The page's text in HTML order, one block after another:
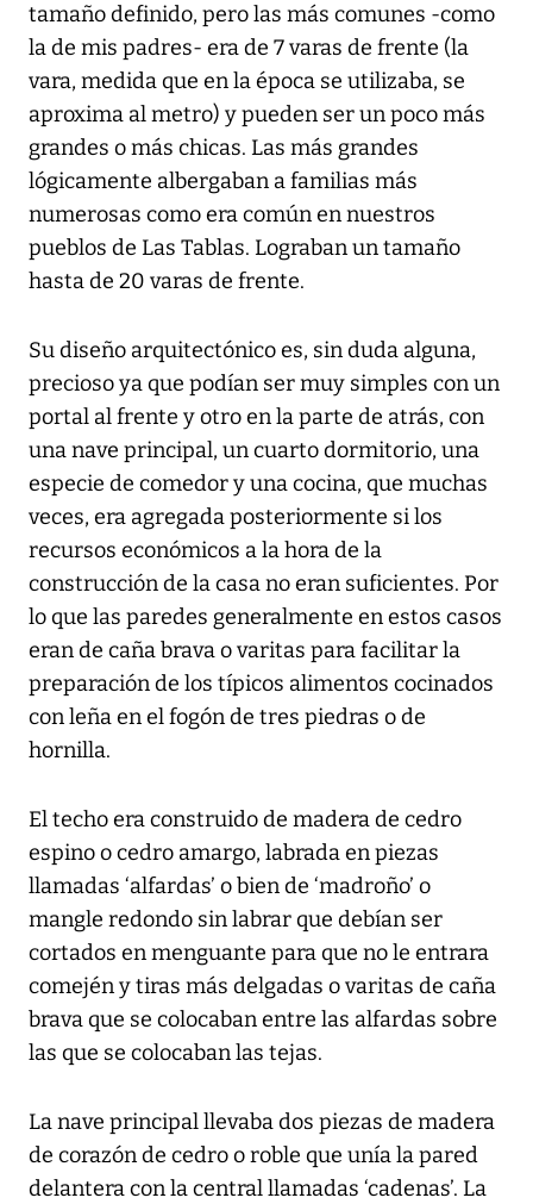
tamaño definido, pero las más comunes -como
la de mis padres- era de 7 varas de frente (la
vara, medida que en la época se utilizaba, se
aproxima al metro) y pueden ser un poco más
grandes o más chicas. Las más grandes
lógicamente albergaban a familias más
numerosas como era común en nuestros
pueblos de Las Tablas. Lograban un tamaño
hasta de 20 varas de frente.
Su diseño arquitectónico es, sin duda alguna,
precioso ya que podían ser muy simples con un
portal al frente y otro en la parte de atrás, con
una nave principal, un cuarto dormitorio, una
especie de comedor y una cocina, que muchas
veces, era agregada posteriormente si los
recursos económicos a la hora de la
construcción de la casa no eran suficientes. Por
lo que las paredes generalmente en estos casos
eran de caña brava o varitas para facilitar la
preparación de los típicos alimentos cocinados
con leña en el fogón de tres piedras o de
hornilla.
El techo era construido de madera de cedro
espino o cedro amargo, labrada en piezas
llamadas ‘alfardas’ o bien de ‘madroño’ o
mangle redondo sin labrar que debían ser
cortados en menguante para que no le entrara
comején y tiras más delgadas o varitas de caña
brava que se colocaban entre las alfardas sobre
las que se colocaban las tejas.
La nave principal llevaba dos piezas de madera
de corazón de cedro o roble que unía la pared
delantera con la central llamadas ‘cadenas’. La